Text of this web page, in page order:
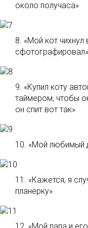
около получаса»
8. «Мой кот
сфотографировал»
9. «Купил коту
таймером, чтобы
он спит вот так»
10. «Мой любимый
11. «Кажется, я
планёрку»